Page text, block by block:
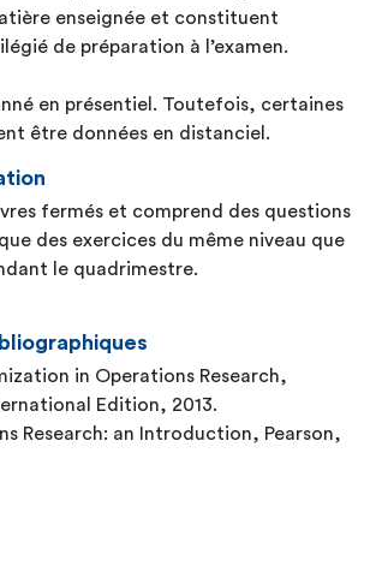
enseignée et constituent
de préparation à l’examen.
en présentiel. Toutefois, certaines
être données en distanciel.
fermés et comprend des questions
des exercices du même niveau que
le quadrimestre.
in Operations Research,
Edition, 2013.
Research: an Introduction, Pearson,